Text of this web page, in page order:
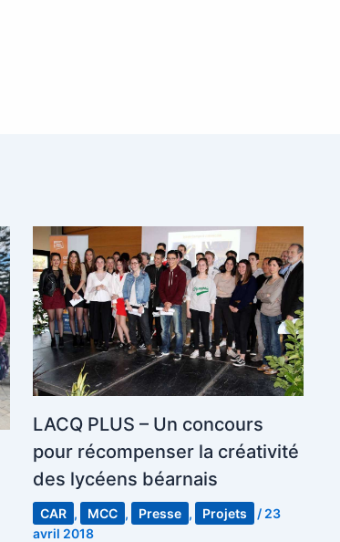
LACQ PLUS – Un concours
pour récompenser la créativité
des lycéens béarnais
CAR , MCC , Presse , Projets / 23
avril 2018